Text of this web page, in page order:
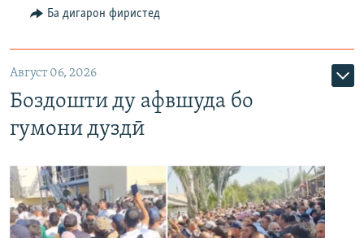
Ба дигарон фиристед
Август 06, 2026
Боздошти ду афвшуда бо
гумони дуздӣ